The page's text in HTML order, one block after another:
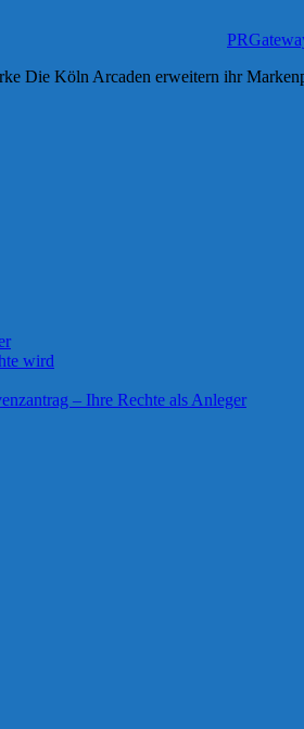
Die Köln Arcaden erweitern ihr
wird
– Ihre Rechte als Anleger